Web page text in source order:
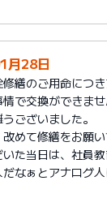
月28日
修繕のご用命につ
で交換ができま
ございました。
めて修繕をお願
た当日は、社員
なぁとアナログ人